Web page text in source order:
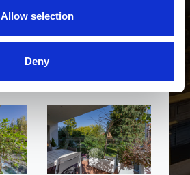
Allow selection
Deny